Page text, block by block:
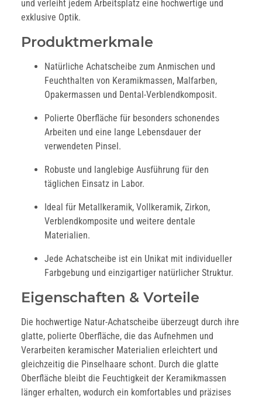
und verleiht jedem Arbeitsplatz eine hochwertige und
exklusive Optik.
Produktmerkmale
Natürliche Achatscheibe zum Anmischen und
Feuchthalten von Keramikmassen, Malfarben,
Opakermassen und Dental-Verblendkomposit.
Polierte Oberfläche für besonders schonendes
Arbeiten und eine lange Lebensdauer der
verwendeten Pinsel.
Robuste und langlebige Ausführung für den
täglichen Einsatz in Labor.
Ideal für Metallkeramik, Vollkeramik, Zirkon,
Verblendkomposite und weitere dentale
Materialien.
Jede Achatscheibe ist ein Unikat mit individueller
Farbgebung und einzigartiger natürlicher Struktur.
Eigenschaften & Vorteile
Die hochwertige Natur-Achatscheibe überzeugt durch ihre
glatte, polierte Oberfläche, die das Aufnehmen und
Verarbeiten keramischer Materialien erleichtert und
gleichzeitig die Pinselhaare schont. Durch die glatte
Oberfläche bleibt die Feuchtigkeit der Keramikmassen
länger erhalten, wodurch ein komfortables und präzises